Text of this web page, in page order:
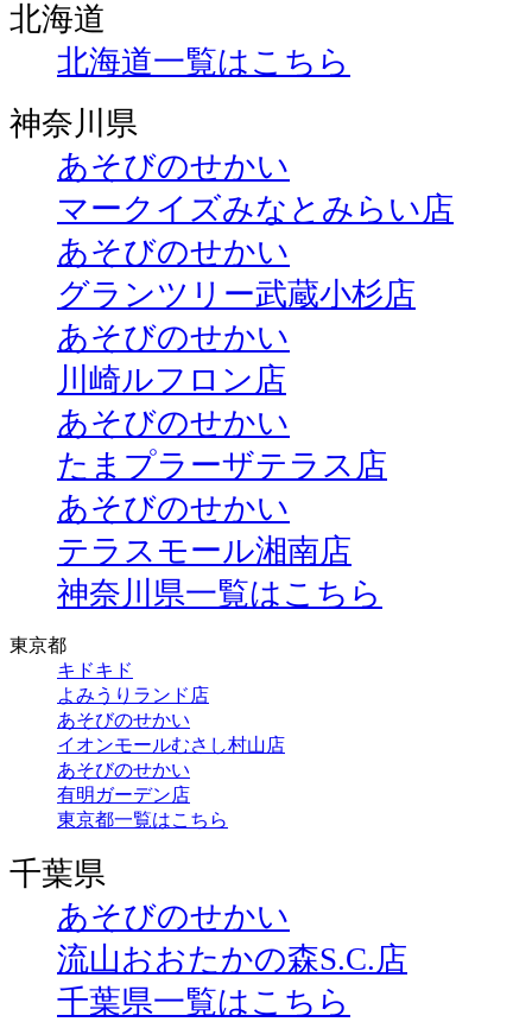
北海道
北海道一覧はこちら
神奈川県
あそびのせかい
マークイズみなとみらい店
あそびのせかい
グランツリー武蔵小杉店
あそびのせかい
川崎ルフロン店
あそびのせかい
たまプラーザテラス店
あそびのせかい
テラスモール湘南店
神奈川県一覧はこちら
東京都
キドキド
よみうりランド店
あそびのせかい
イオンモールむさし村山店
あそびのせかい
有明ガーデン店
東京都一覧はこちら
千葉県
あそびのせかい
流山おおたかの森S.C.店
千葉県一覧はこちら